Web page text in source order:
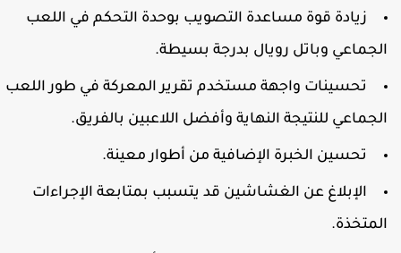
زيادة قوة مساعدة التصويب بوحدة التحكم في اللعب
وباتل رويال بدرجة بسيطة.
تحسينات واجهة مستخدم تقرير المعركة في طور اللعب
للنتيجة النهاية وأفضل اللاعبين بالفريق.
تحسين الخبرة الإضافية من أطوار معينة.
الإبلاغ عن الغشاشين قد يتسبب بمتابعة الإجراءات